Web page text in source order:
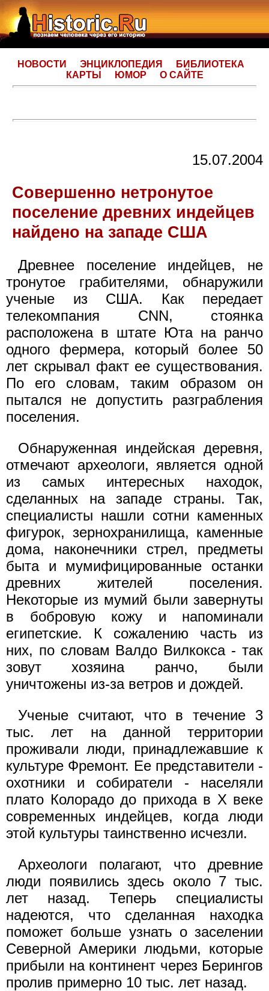
НОВОСТИ ЭНЦИКЛОПЕДИЯ
БИБЛИОТЕКА
КАРТЫ
ЮМОР О САЙТЕ
15.07.2004
Совершенно нетронутое
поселение древних индейцев
найдено на западе США
Древнее поселение индейцев, не
тронутое грабителями, обнаружили
ученые из США. Как передает
телекомпания CNN, стоянка
расположена в штате Юта на ранчо
одного фермера, который более 50
лет скрывал факт ее существования.
По его словам, таким образом он
пытался не допустить разграбления
поселения.
Обнаруженная индейская деревня,
отмечают археологи, является одной
из самых интересных находок,
сделанных на западе страны. Так,
специалисты нашли сотни каменных
фигурок, зернохранилища, каменные
дома, наконечники стрел, предметы
быта и мумифицированные останки
древних жителей поселения.
Некоторые из мумий были завернуты
в бобровую кожу и напоминали
египетские. К сожалению часть из
них, по словам Валдо Вилкокса - так
зовут хозяина ранчо, были
уничтожены из-за ветров и дождей.
Ученые считают, что в течение 3
тыс. лет на данной территории
проживали люди, принадлежавшие к
культуре Фремонт. Ее представители -
охотники и собиратели - населяли
плато Колорадо до прихода в Х веке
современных индейцев, когда люди
этой культуры таинственно исчезли.
Археологи полагают, что древние
люди появились здесь около 7 тыс.
лет назад. Теперь специалисты
надеются, что сделанная находка
поможет больше узнать о заселении
Северной Америки людьми, которые
прибыли на континент через Берингов
пролив примерно 10 тыс. лет назад.